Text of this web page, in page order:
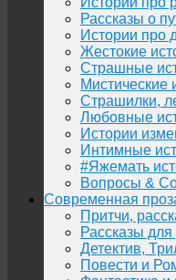
Рассказы о
Истории про
Жестокие
Страшные
Мистические
Страшилки,
Любовные
Истории
Интимные
#Яжемать
Вопросы &
Современная
Притчи,
Рассказы для
Детектив,
Повести и